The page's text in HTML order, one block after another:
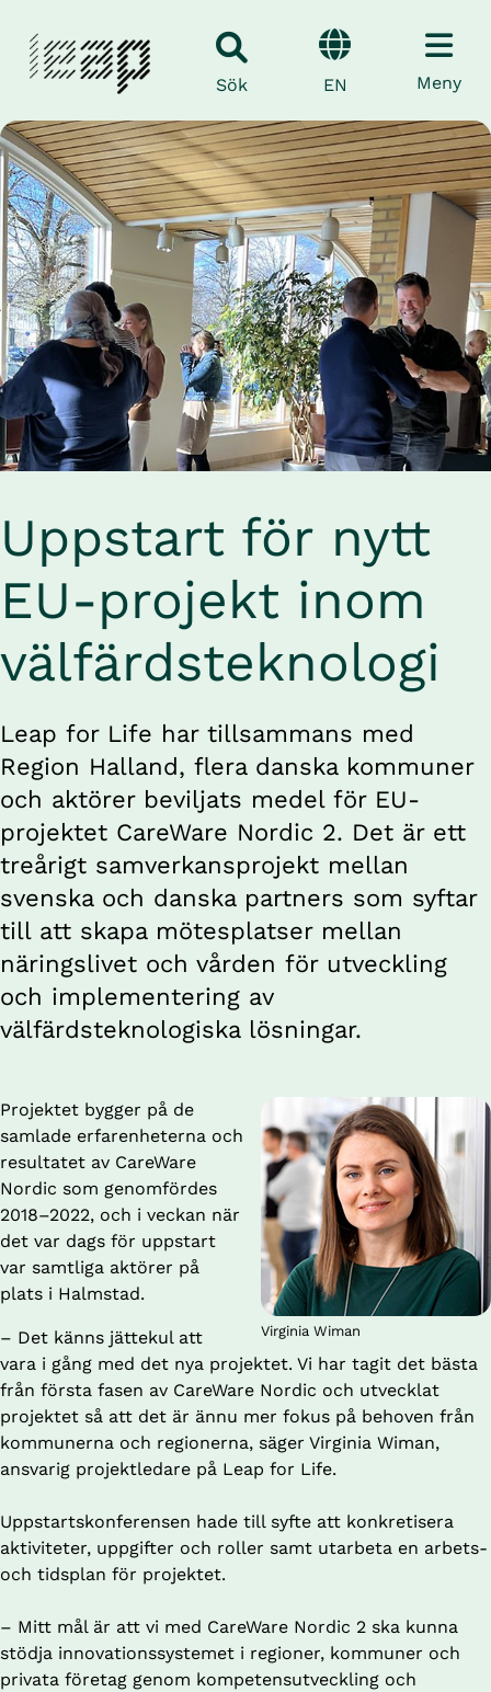
Sök EN Meny
Uppstart för nytt
EU-projekt
välfärdsteknologi
Leap for Life har tillsammans med
Region Halland, flera danska kommuner
och aktörer beviljats medel för EU-
projektet CareWare Nordic 2. Det är ett
treårigt samverkansprojekt mellan
svenska och danska partners som syftar
till att skapa mötesplatser mellan
näringslivet och vården för utveckling
och implementering av
välfärdsteknologiska lösningar.
Virginia Wiman
Projektet bygger på de
samlade erfarenheterna och
resultatet av CareWare
Nordic som genomfördes
2018–2022, och i veckan när
det var dags för uppstart
var samtliga aktörer på
plats i Halmstad.
– Det känns jättekul att
vara i gång med det nya projektet. Vi har tagit det bästa
från första fasen av CareWare Nordic och utvecklat
projektet så att det är ännu mer fokus på behoven från
kommunerna och regionerna, säger Virginia Wiman,
ansvarig projektledare på Leap for Life.
Uppstartskonferensen hade till syfte att konkretisera
aktiviteter, uppgifter och roller samt utarbeta en arbets-
och tidsplan för projektet.
– Mitt mål är att vi med CareWare Nordic 2 ska kunna
stödja innovationssystemet i regioner, kommuner och
privata företag genom kompetensutveckling och